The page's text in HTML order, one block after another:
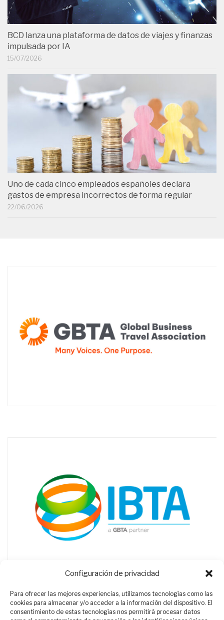
Configuración de privacidad
Para ofrecer las mejores experiencias, utilizamos tecnologías como las
cookies para almacenar y/o acceder a la información del dispositivo. El
consentimiento de estas tecnologías nos permitirá procesar datos
BCD lanza una plataforma de datos de viajes y finanzas
impulsada por IA
15/07/2026
Uno de cada cinco empleados españoles declara
gastos de empresa incorrectos de forma regular
22/06/2026